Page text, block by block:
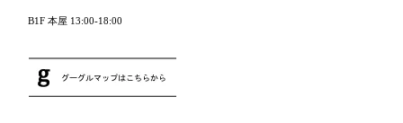
B1F 本屋 13:00-18:00